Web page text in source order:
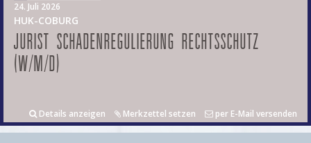
24. Juli 2026
HUK-COBURG
JURIST SCHADENREGULIERUNG RECHTSSCHUTZ
(W/M/D)
Details anzeigen Merkzettel setzen per E-Mail versenden